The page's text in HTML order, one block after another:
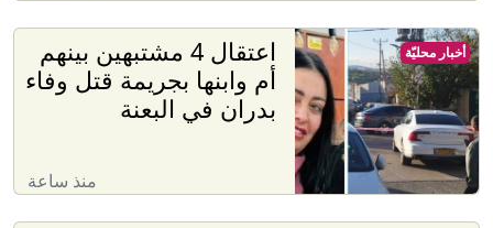
اعتقال 4 مشتبهين بينهم
أم وابنها بجريمة قتل وفاء
بدران في البعنة
منذ ساعة
أخبار محليّة